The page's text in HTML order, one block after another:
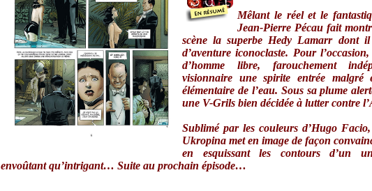
Mêlant le réel et le
Jean-Pierre Pécau fait
scène la superbe Hedy Lamarr dont
d’aventure iconoclaste. Pour
d’homme libre, farouchement
visionnaire une spirite entrée
élémentaire de l’eau. Sous sa plume
une V-Grils bien décidée à lutter contre
Sublimé par les couleurs d’Hugo
Ukropina met en image de façon
en esquissant les contours d’un
envoûtant qu’intrigant… Suite au prochain épisode…